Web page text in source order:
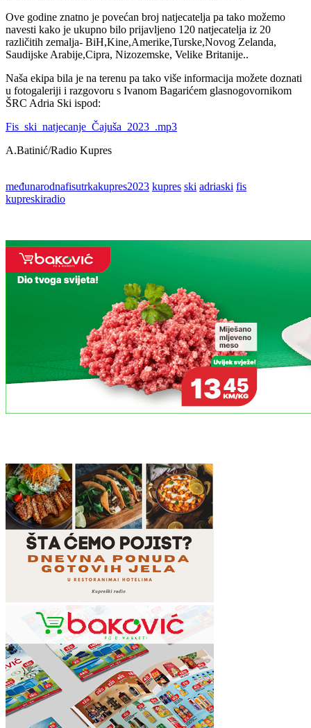
Ove godine znatno je povećan broj natjecatelja pa tako možemo
navesti kako je ukupno bilo prijavljeno 120 natjecatelja iz 20
različitih zemalja- BiH,Kine,Amerike,Turske,Novog Zelanda,
Saudijske Arabije,Cipra, Nizozemske, Velike Britanije..
Naša ekipa bila je na terenu pa tako više informacija možete doznati
u fotogaleriji i razgovoru s Ivanom Bagarićem glasnogovornikom
ŠRC Adria Ski ispod:
Fis_ski_natjecanje_Čajuša_2023_.mp3
A.Batinić/Radio Kupres
međunarodnafisutrkakupres2023 kupres ski adriaski fis
kupreskiradio